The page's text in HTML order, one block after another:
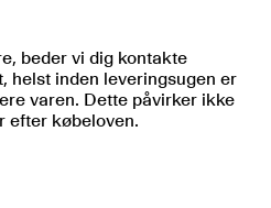
beder vi dig kontakte
helst inden leveringsugen er
varen. Dette påvirker ikke
efter købeloven.